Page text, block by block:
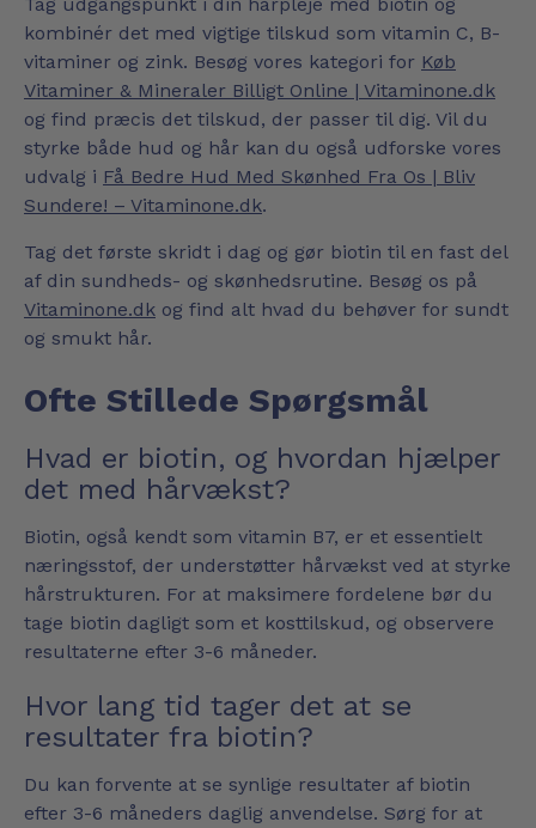
kombinér det med vigtige tilskud som vitamin C, B-
vitaminer og zink. Besøg vores kategori for Køb
Vitaminer & Mineraler Billigt Online | Vitaminone.dk
og find præcis det tilskud, der passer til dig. Vil du
styrke både hud og hår kan du også udforske vores
udvalg i Få Bedre Hud Med Skønhed Fra Os | Bliv
Sundere! – Vitaminone.dk.
Tag det første skridt i dag og gør biotin til en fast del
af din sundheds- og skønhedsrutine. Besøg os på
Vitaminone.dk og find alt hvad du behøver for sundt
og smukt hår.
Ofte Stillede Spørgsmål
Hvad er biotin, og hvordan hjælper
det med hårvækst?
Biotin, også kendt som vitamin B7, er et essentielt
næringsstof, der understøtter hårvækst ved at styrke
hårstrukturen. For at maksimere fordelene bør du
tage biotin dagligt som et kosttilskud, og observere
resultaterne efter 3-6 måneder.
Hvor lang tid tager det at se
resultater fra biotin?
Du kan forvente at se synlige resultater af biotin
efter 3-6 måneders daglig anvendelse. Sørg for at